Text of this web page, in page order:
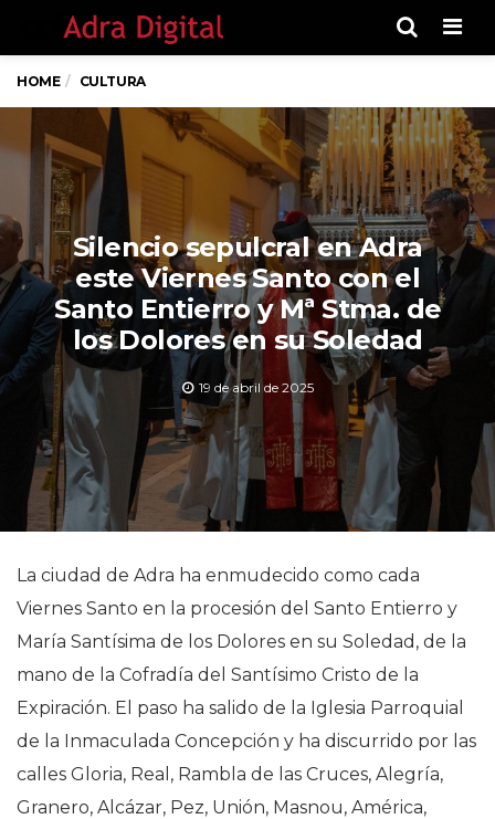
HOME CULTURA
Silencio sepulcral en Adra
este Viernes Santo con el
Santo Entierro y Mª Stma. de
los Dolores en su Soledad
19 de abril de 2025
La ciudad de Adra ha enmudecido como cada
Viernes Santo en la procesión del Santo Entierro y
María Santísima de los Dolores en su Soledad, de la
mano de la Cofradía del Santísimo Cristo de la
Expiración. El paso ha salido de la Iglesia Parroquial
de la Inmaculada Concepción y ha discurrido por las
calles Gloria, Real, Rambla de las Cruces, Alegría,
Granero, Alcázar, Pez, Unión, Masnou, América,